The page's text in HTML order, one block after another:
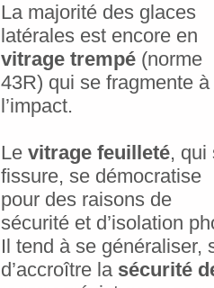
La majorité des glaces
latérales est encore en
vitrage trempé (norme
43R) qui se fragmente à
l’impact.
Le vitrage feuilleté, qui
fissure, se démocratise
pour des raisons de
sécurité et d’isolation
Il tend à se généraliser,
d’accroître la sécurité